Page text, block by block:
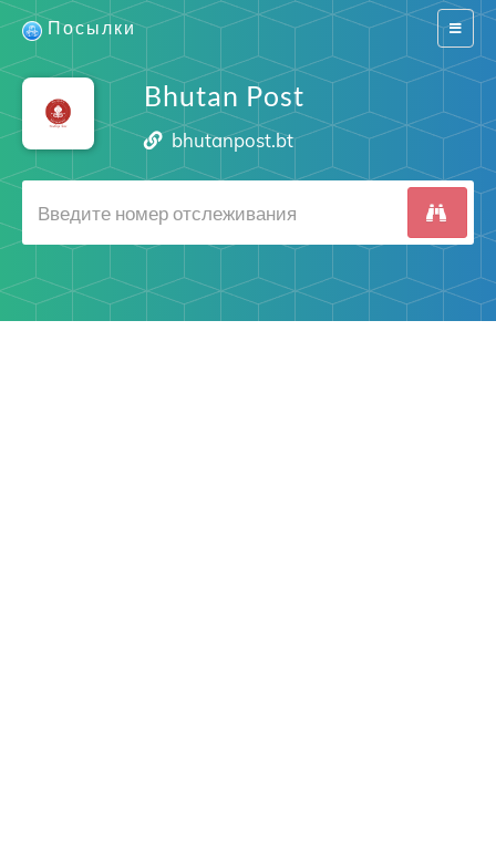
Switch
Посылки
Bhutan Post
bhutanpost.bt